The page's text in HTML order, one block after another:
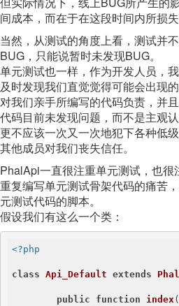
间成本，而在于在这段时间内所损
当然，从测试的角度上看，测试并
BUG，只能说暂时未发现BUG。
单元测试也一样，作为开发人员，
及时发现我们直觉觉得可能会出现的
对我们亲手所编写的代码负责，并
代码目前未发现问题，而不是主观认
更不应该一次又一次地犯下各种低
其他成员对我们丧失信任。
PhalApi一直很注重单元测试，也
重复编写单元测试骨架代码的痛苦
元测试代码的脚本。
假设我们有这么一个类：
<?php
class Api_Default extends
public function index